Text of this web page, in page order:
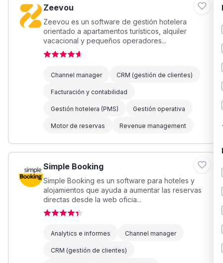
Zeevou
Zeevou es un software de gestión hotelera
orientado a apartamentos turísticos, alquiler
vacacional y pequeños operadores...
Channel manager CRM (gestión de clientes)
Facturación y contabilidad
Gestión hotelera (PMS) Gestión operativa
Motor de reservas Revenue management
Simple Booking
Simple Booking es un software para hoteles y
alojamientos que ayuda a aumentar las reservas
directas desde la web oficia...
Analytics e informes Channel manager
CRM (gestión de clientes)